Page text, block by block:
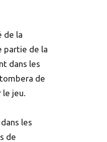
de la
partie de la
dans les
de
le jeu.
les
de